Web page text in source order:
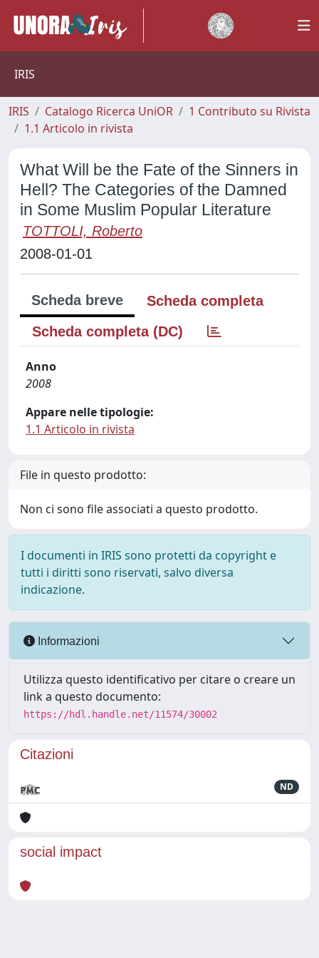
IRIS
IRIS Catalogo Ricerca UniOR
1 Contributo su Rivista
1.1 Articolo in rivista
What Will be the Fate of the Sinners in
Hell? The Categories of the Damned
in Some Muslim Popular Literature
TOTTOLI, Roberto
2008-01-01
Scheda breve
Scheda completa
Scheda completa (DC)
Anno
2008
Appare nelle tipologie:
1.1 Articolo in rivista
File in questo prodotto:
Non ci sono file associati a questo prodotto.
I documenti in IRIS sono protetti da copyright e
tutti i diritti sono riservati, salvo diversa
indicazione.
Informazioni
Utilizza questo identificativo per citare o creare un
link a questo documento:
https://hdl.handle.net/11574/30002
Citazioni
ND
social impact